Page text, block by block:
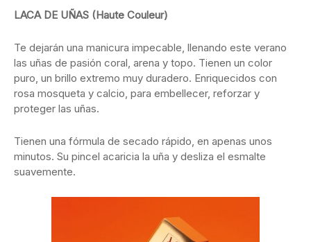
LACA DE UÑAS (Haute Couleur)
Te dejarán una manicura impecable, llenando este verano
las uñas de pasión coral, arena y topo. Tienen un color
puro, un brillo extremo muy duradero. Enriquecidos con
rosa mosqueta y calcio, para embellecer, reforzar y
proteger las uñas.
Tienen una fórmula de secado rápido, en apenas unos
minutos. Su pincel acaricia la uña y desliza el esmalte
suavemente.